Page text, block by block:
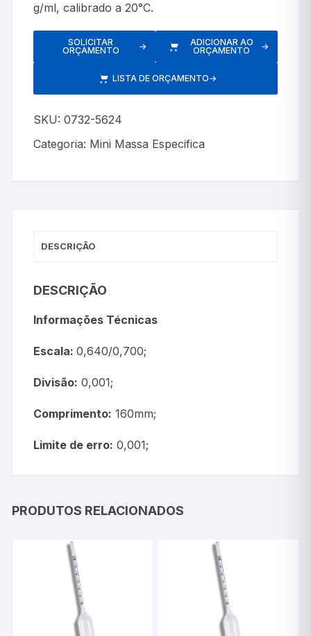
g/ml, calibrado a 20°C.
SOLICITAR
ORÇAMENTO
→
ADICIONAR AO
ORÇAMENTO
→
LISTA DE ORÇAMENTO→
SKU:0732-5624
Categoria: Mini Massa Especifica
DESCRIÇÃO
DESCRIÇÃO
Informações Técnicas
Escala: 0,640/0,700;
Divisão: 0,001;
Comprimento: 160mm;
Limite de erro: 0,001;
PRODUTOS RELACIONADOS